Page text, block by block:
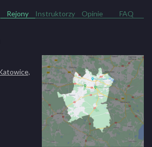
Rejony Instruktorzy Opinie FAQ